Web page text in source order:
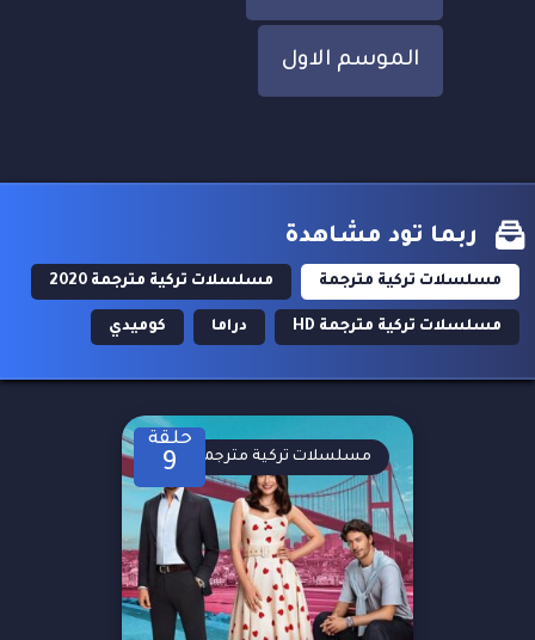
الموسم الاول
ربما تود مشاهدة
مسلسلات تركية مترجمة مسلسلات تركية مترجمة 2020
مسلسلات تركية مترجمة HD دراما كوميدي
حلقة
9 مسلسلات تركية مترجمة